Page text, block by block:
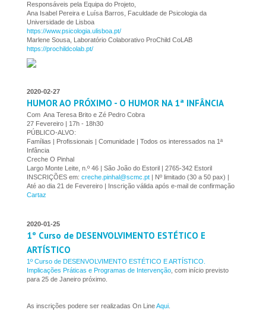
Responsáveis pela Equipa do Projeto,
Ana Isabel Pereira e Luísa Barros, Faculdade de Psicologia da
Universidade de Lisboa
https://www.psicologia.ulisboa.pt/
Marlene Sousa, Laboratório Colaborativo ProChild CoLAB
https://prochildcolab.pt/
2020-02-27
HUMOR AO PRÓXIMO - O HUMOR NA 1ª INFÂNCIA
Com Ana Teresa Brito e Zé Pedro Cobra
27 Fevereiro | 17h - 18h30
PÚBLICO-ALVO:
Famílias | Profissionais | Comunidade | Todos os interessados na 1ª
Infância
Creche O Pinhal
Largo Monte Leite, n.º 46 | São João do Estoril | 2765-342 Estoril
INSCRIÇÕES em: creche.pinhal@scmc.pt | Nº limitado (30 a 50 pax) |
Até ao dia 21 de Fevereiro | Inscrição válida após e-mail de confirmação
Cartaz
2020-01-25
1º Curso de DESENVOLVIMENTO ESTÉTICO E
ARTÍSTICO
1º Curso de DESENVOLVIMENTO ESTÉTICO E ARTÍSTICO.
Implicações Práticas e Programas de Intervenção , com início previsto
para 25 de Janeiro próximo.
As inscrições podere ser realizadas On LineAqui